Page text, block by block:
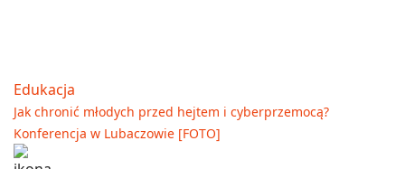
Edukacja
Jak chronić młodych przed hejtem i cyberprzemocą?
Konferencja w Lubaczowie [FOTO]